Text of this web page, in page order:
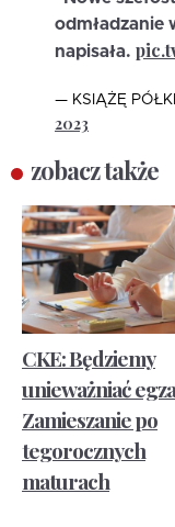
odmładzanie
napisała.
— KSIĄŻĘ
2023
zobacz także
CKE: Będziemy
unieważniać
Zamieszanie po
tegorocznych
maturach